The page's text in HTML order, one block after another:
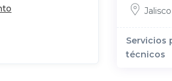
Jalisco
Servicios
técnicos